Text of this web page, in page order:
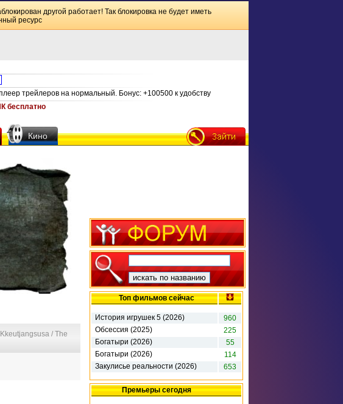
другой работает! Так блокировка не будет иметь
ресурс
трейлеров на нормальный. Бонус: +100500 к удобству
бесплатно
Кино
/ The
Топ фильмов сейчас
История игрушек 5 (2026)
960
Обсессия (2025)
225
Богатыри (2026)
55
Богатыри (2026)
114
Закулисье реальности (2026)
653
Премьеры сегодня